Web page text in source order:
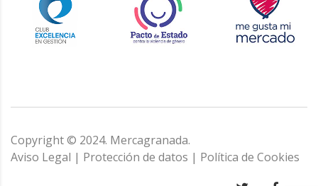
Copyright © 2024. Mercagranada.
Aviso Legal | Protección de datos | Política de Cookies